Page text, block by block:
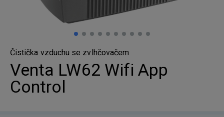
Čistička vzduchu se zvlhčovačem
Venta LW62 Wifi App
Control